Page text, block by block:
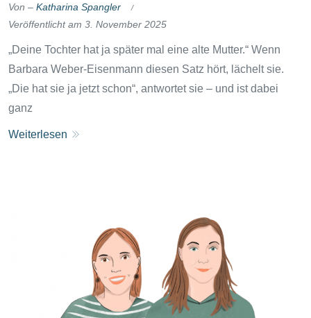
Von – Katharina Spangler
Veröffentlicht am 3. November 2025
„Deine Tochter hat ja später mal eine alte Mutter.“ Wenn
Barbara Weber-Eisenmann diesen Satz hört, lächelt sie.
„Die hat sie ja jetzt schon“, antwortet sie – und ist dabei
ganz
Weiterlesen